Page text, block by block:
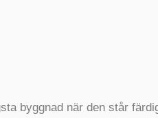
byggnad när den står